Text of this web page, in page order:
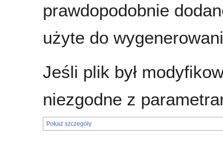
prawdopodobnie
użyte do
Jeśli plik był
niezgodne z
Pokaż szczegóły